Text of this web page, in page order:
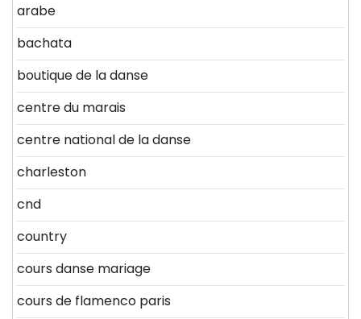
arabe
bachata
boutique de la danse
centre du marais
centre national de la danse
charleston
cnd
country
cours danse mariage
cours de flamenco paris